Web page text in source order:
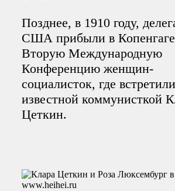
Позднее, в 1910 году,
США прибыли в
Вторую Международную
Конференцию женщин-
социалисток, где
известной коммунисткой
Цеткин.